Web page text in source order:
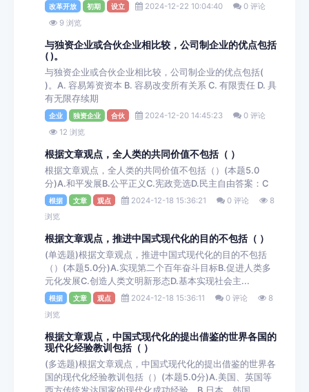
改革开放 初期 设立 2024-12-22 10:04:40
0 评论
9 浏览
与独资企业或合伙企业相比较，公司制企业的优点包括
( )。
与独资企业或合伙企业相比较，公司制企业的优点包括(
)。A. 容易筹资资本 B. 容易改变所有关系 C. 有限责任 D. 具
有无限存续期
企业 独资企业 合伙 2024-12-20 14:45:23
0 评论
12 浏览
根据文章观点，全人类的共同价值不包括（ ）
根据文章观点，全人类的共同价值不包括（）(本题5.0
分)A.和平发展B.公平正义C.宪政竞选D.民主自由答案：C
根据 文章 观点 2024-12-18 15:36:21 0 评论
8
浏览
根据文章观点，推进中国式现代化的目的不包括（ ）
(单选题)根据文章观点，推进中国式现代化的目的不包括
（）(本题5.0分)A.实现第二个百年奋斗目标B.促进人类多
元化发展C.创造人类文明新形态D.基本实现社会主...
根据 文章 观点 2024-12-18 15:36:11 0 评论
8
浏览
根据文章观点，中国式现代化的提出借鉴的世界各国的
现代化经验教训包括（ ）
(多选题)根据文章观点，中国式现代化的提出借鉴的世界各
国的现代化经验教训包括（）(本题5.0分)A.美国、英国等